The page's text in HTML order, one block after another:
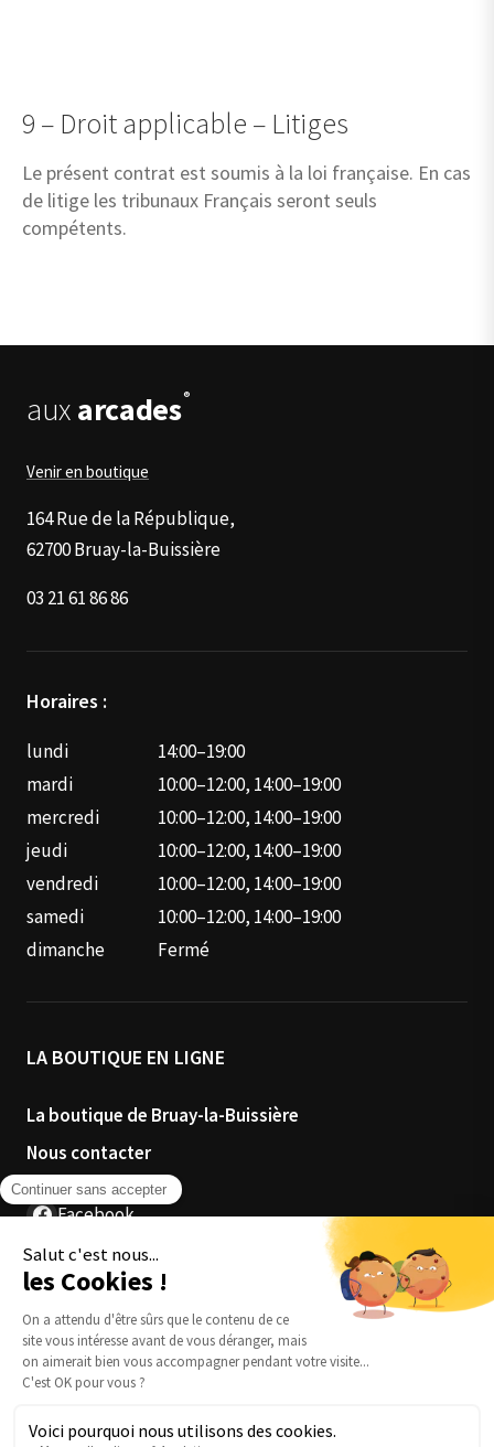
9 – Droit applicable – Litiges
Le présent contrat est soumis à la loi française. En cas
de litige les tribunaux Français seront seuls
compétents.
auxarcades®
Venir en boutique
164 Rue de la République,
62700 Bruay-la-Buissière
03 21 61 86 86
Horaires :
lundi
14:00–19:00
mardi
10:00–12:00, 14:00–19:00
mercredi
10:00–12:00, 14:00–19:00
jeudi
10:00–12:00, 14:00–19:00
vendredi
10:00–12:00, 14:00–19:00
samedi
10:00–12:00, 14:00–19:00
dimanche
Fermé
LA BOUTIQUE EN LIGNE
La boutique de Bruay-la-Buissière
Nous contacter
Facebook
Instagram
4.3
★★★★★